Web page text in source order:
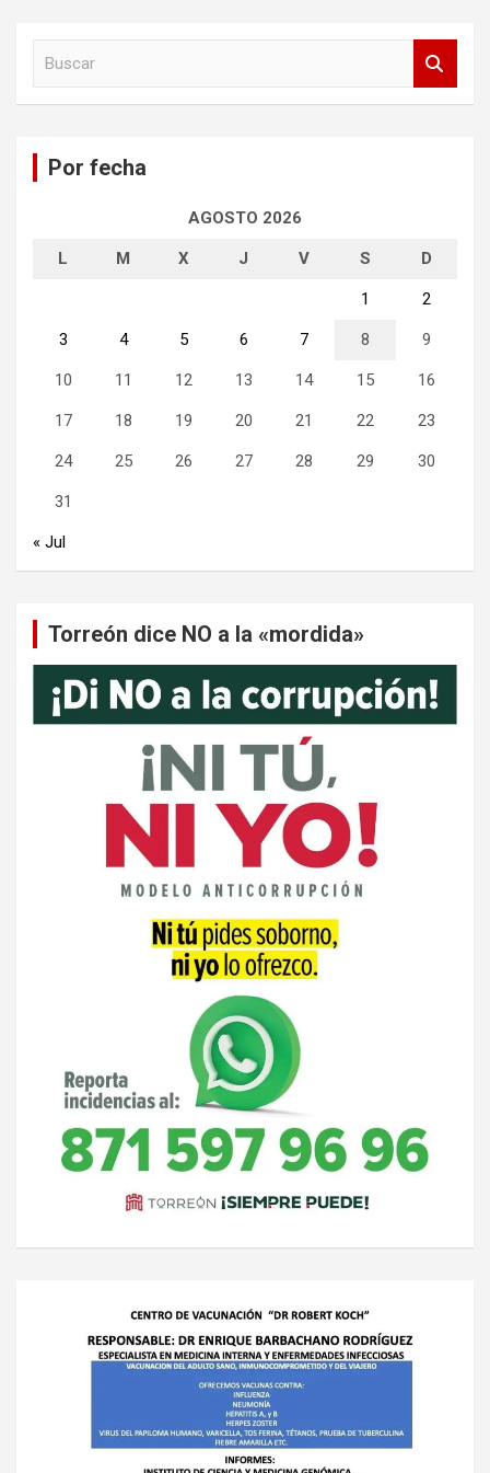
Por fecha
AGOSTO 2026
L M X J V S D
1 2
3 4 5 6 7 8 9
10 11 12 13 14 15 16
17 18 19 20 21 22 23
24 25 26 27 28 29 30
31
« Jul
Torreón dice NO a la «mordida»